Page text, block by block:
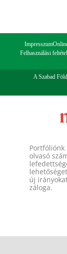
Impresszum
Felhasználási
A Szabad
olvasó
új
záloga.